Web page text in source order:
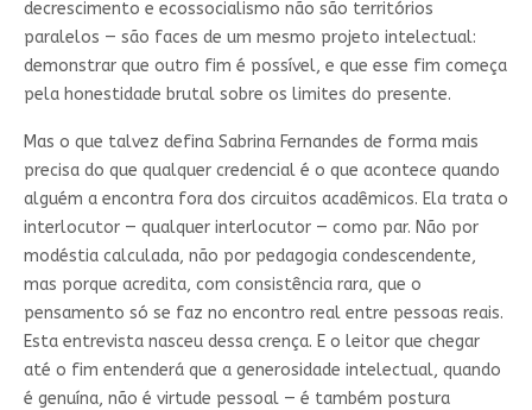
decrescimento e ecossocialismo não são territórios
paralelos — são faces de um mesmo projeto intelectual:
demonstrar que outro fim é possível, e que esse fim começa
pela honestidade brutal sobre os limites do presente.
Mas o que talvez defina Sabrina Fernandes de forma mais
precisa do que qualquer credencial é o que acontece quando
alguém a encontra fora dos circuitos acadêmicos. Ela trata o
interlocutor — qualquer interlocutor — como par. Não por
modéstia calculada, não por pedagogia condescendente,
mas porque acredita, com consistência rara, que o
pensamento só se faz no encontro real entre pessoas reais.
Esta entrevista nasceu dessa crença. E o leitor que chegar
até o fim entenderá que a generosidade intelectual, quando
é genuína, não é virtude pessoal — é também postura